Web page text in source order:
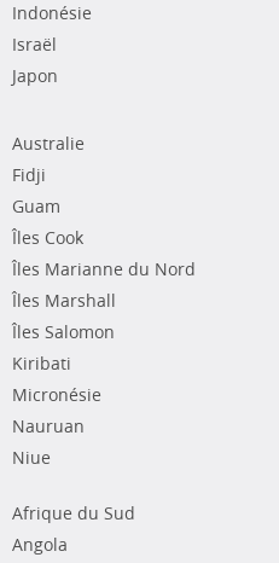
Indonésie
Israël
Japon
Australie
Fidji
Guam
Îles Cook
Îles Marianne du Nord
Îles Marshall
Îles Salomon
Kiribati
Micronésie
Nauruan
Niue
Afrique du Sud
Angola